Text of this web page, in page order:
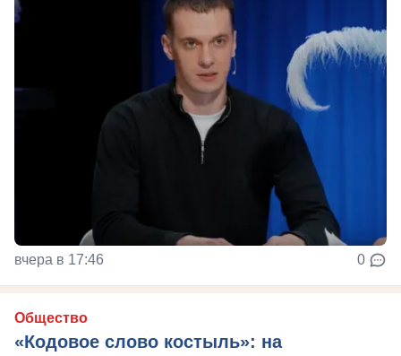
вчера в 17:46 0
Общество
«Кодовое слово костыль»: на